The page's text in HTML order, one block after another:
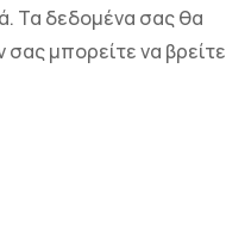
Τα δεδομένα σας θα
μπορείτε να βρείτε